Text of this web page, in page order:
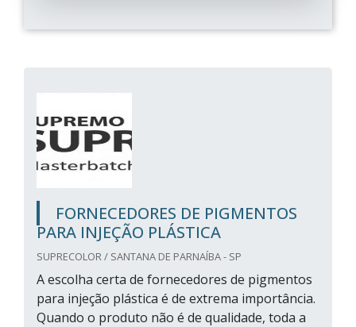
FORNECEDORES DE PIGMENTOS
PARA INJEÇÃO PLÁSTICA
SUPRECOLOR / SANTANA DE PARNAÍBA - SP
A escolha certa de fornecedores de pigmentos
para injeção plástica é de extrema importância.
Quando o produto não é de qualidade, toda a